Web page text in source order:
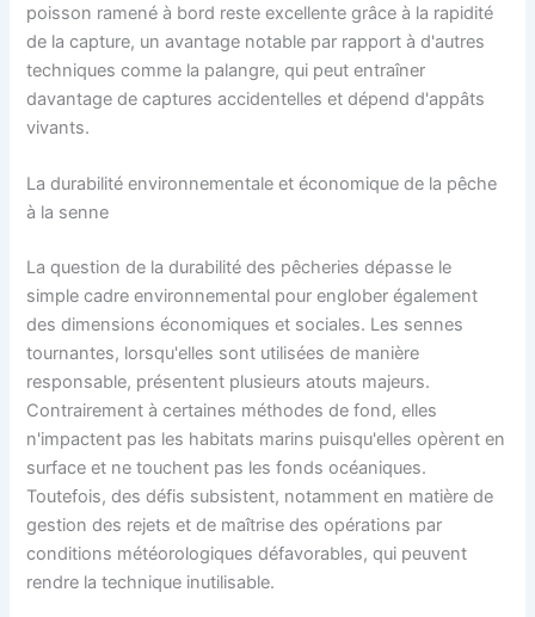
poisson ramené à bord reste excellente grâce à la rapidité
de la capture, un avantage notable par rapport à d'autres
techniques comme la palangre, qui peut entraîner
davantage de captures accidentelles et dépend d'appâts
vivants.
La durabilité environnementale et économique de la pêche
à la senne
La question de la durabilité des pêcheries dépasse le
simple cadre environnemental pour englober également
des dimensions économiques et sociales. Les sennes
tournantes, lorsqu'elles sont utilisées de manière
responsable, présentent plusieurs atouts majeurs.
Contrairement à certaines méthodes de fond, elles
n'impactent pas les habitats marins puisqu'elles opèrent en
surface et ne touchent pas les fonds océaniques.
Toutefois, des défis subsistent, notamment en matière de
gestion des rejets et de maîtrise des opérations par
conditions météorologiques défavorables, qui peuvent
rendre la technique inutilisable.